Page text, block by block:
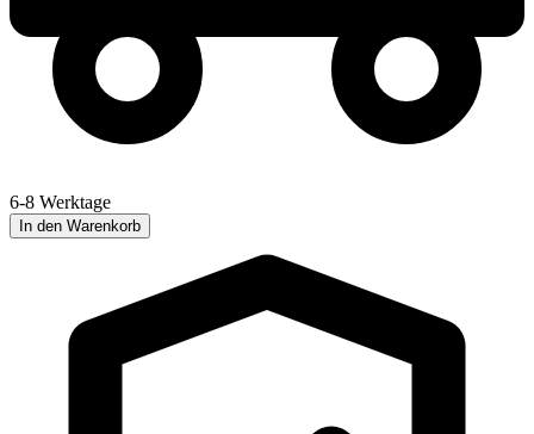
6-8 Werktage
In den Warenkorb